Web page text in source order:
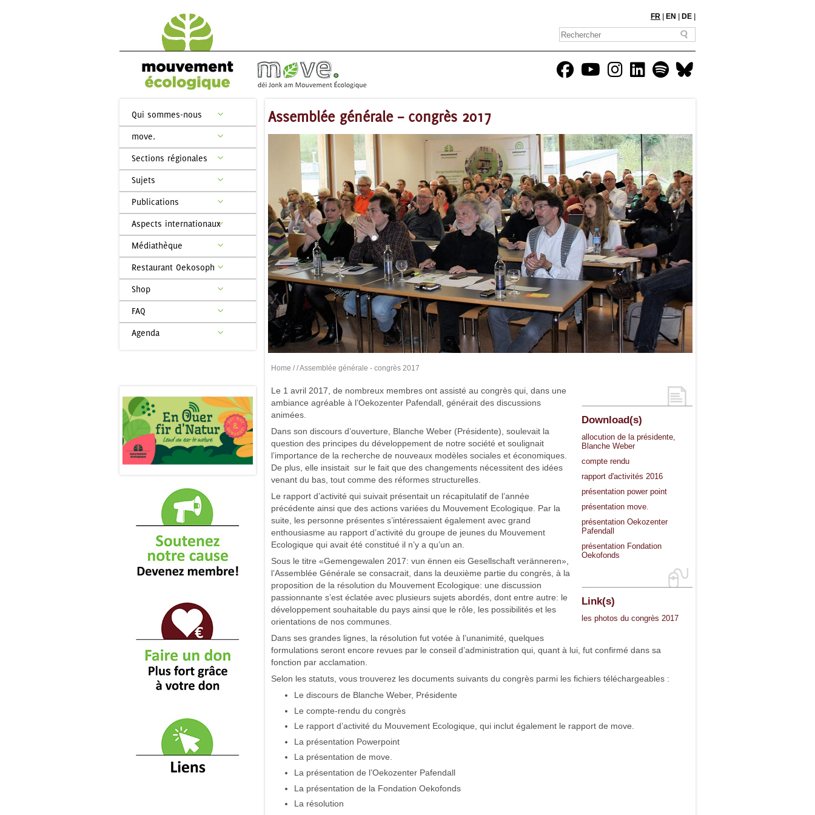
FR EN DE
Qui sommes-nous
move.
Sections régionales
Sujets
Publications
Aspects internationaux
Médiathèque
Restaurant Oekosoph
Shop
FAQ
Agenda
Assemblée générale – congrès 2017
Home // Assemblée générale - congrès 2017
Download(s)
allocution de la présidente,
Blanche Weber
compte rendu
rapport d'activités 2016
présentation power point
présentation move.
présentation Oekozenter
Pafendall
présentation Fondation
Oekofonds
Link(s)
les photos du congrès 2017
Le 1 avril 2017, de nombreux membres ont assisté au congrès qui, dans une
ambiance agréable à l’Oekozenter Pafendall, générait des discussions
animées.
Dans son discours d’ouverture, Blanche Weber (Présidente), soulevait la
question des principes du développement de notre société et soulignait
l’importance de la recherche de nouveaux modèles sociales et économiques.
De plus, elle insistait sur le fait que des changements nécessitent des idées
venant du bas, tout comme des réformes structurelles.
Le rapport d’activité qui suivait présentait un récapitulatif de l’année
précédente ainsi que des actions variées du Mouvement Ecologique. Par la
suite, les personne présentes s’intéressaient également avec grand
enthousiasme au rapport d’activité du groupe de jeunes du Mouvement
Ecologique qui avait été constitué il n’y a qu’un an.
Sous le titre «Gemengewalen 2017: vun ënnen eis Gesellschaft veränneren»,
l’Assemblée Générale se consacrait, dans la deuxième partie du congrès, à la
proposition de la résolution du Mouvement Ecologique: une discussion
passionnante s’est éclatée avec plusieurs sujets abordés, dont entre autre: le
développement souhaitable du pays ainsi que le rôle, les possibilités et les
orientations de nos communes.
Dans ses grandes lignes, la résolution fut votée à l’unanimité, quelques
formulations seront encore revues par le conseil d’administration qui, quant à lui, fut confirmé dans sa
fonction par acclamation.
Selon les statuts, vous trouverez les documents suivants du congrès parmi les fichiers téléchargeables :
Le discours de Blanche Weber, Présidente
Le compte-rendu du congrès
Le rapport d’activité du Mouvement Ecologique, qui inclut également le rapport de move.
La présentation Powerpoint
La présentation de move.
La présentation de l’Oekozenter Pafendall
La présentation de la Fondation Oekofonds
La résolution